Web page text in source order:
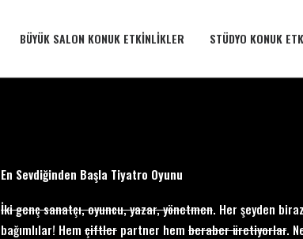
BÜYÜK SALON KONUK ETKINLIKLER STÜDYO KONUK
En Sevdiğinden Başla Tiyatro Oyunu
İki genç sanatçı, oyuncu, yazar, yönetmen. Her şeyden
bağımlılar! Hem çiftler partner hem beraber üretiyorlar.